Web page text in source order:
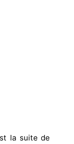
la suite de